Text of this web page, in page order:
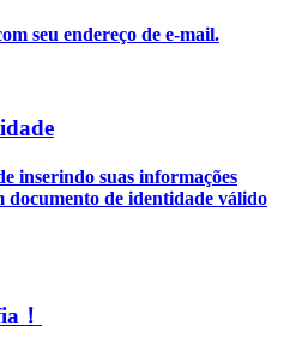
seu endereço de e-mail.
inserindo suas informações
documento de identidade válido
！